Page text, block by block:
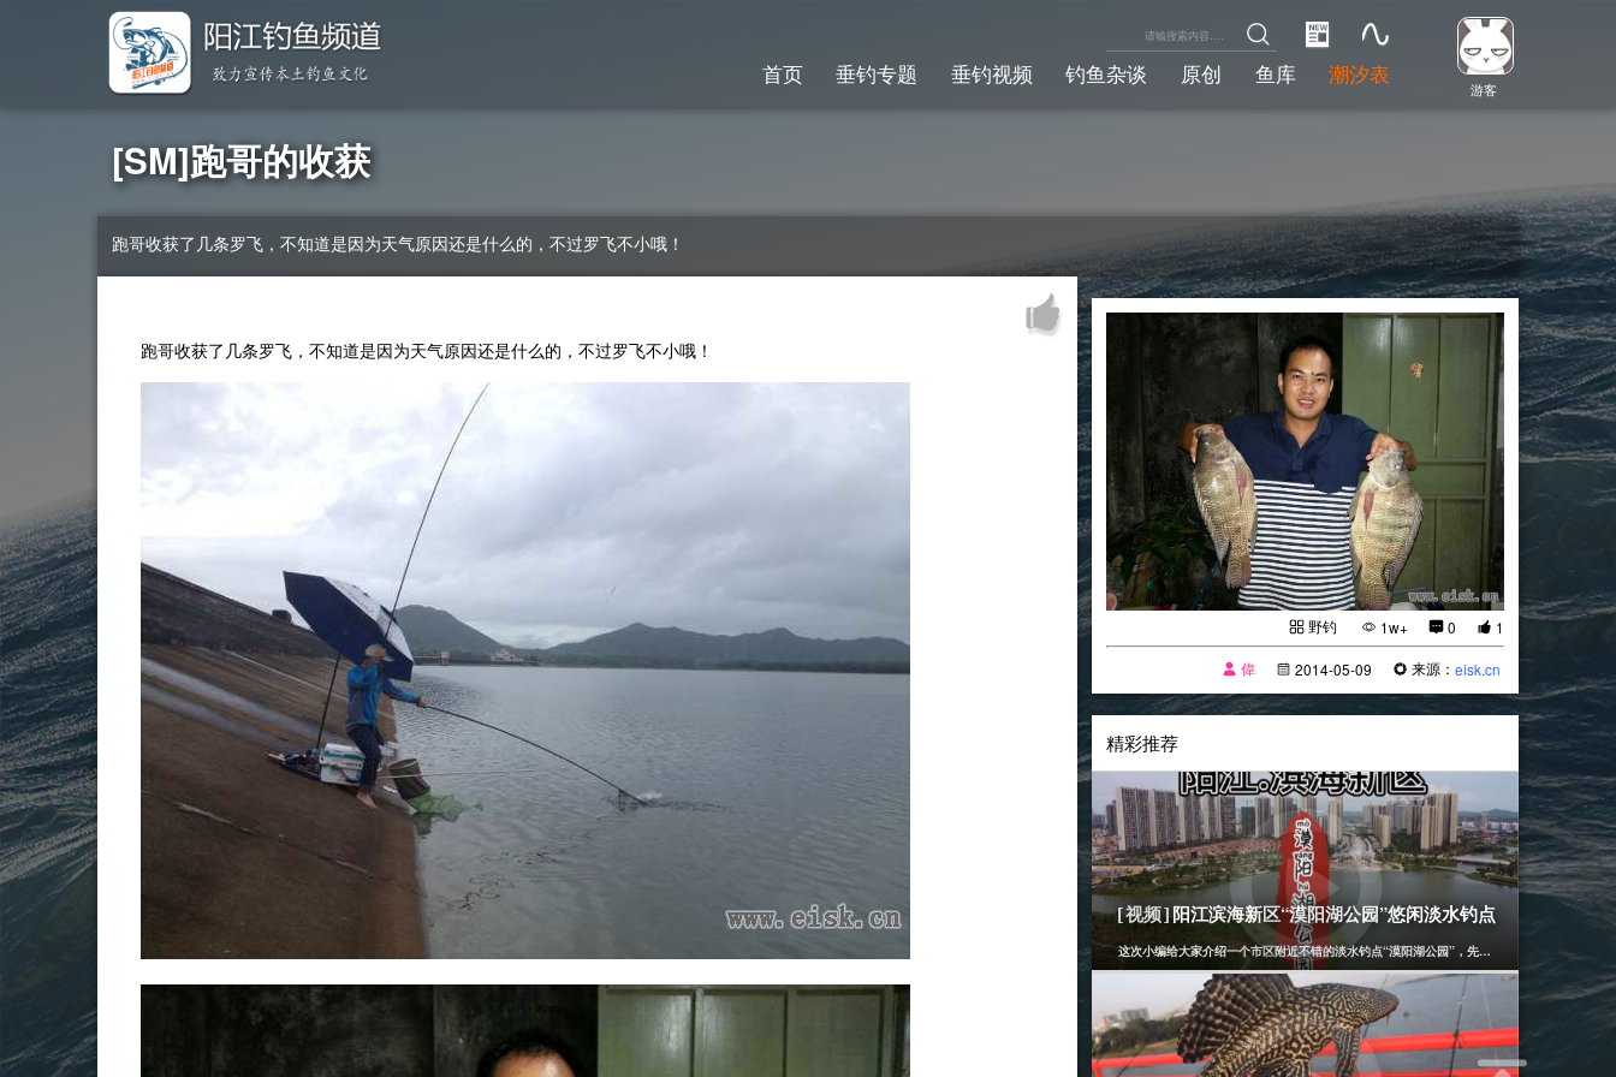
游客
首页 垂钓专题 垂钓视频 钓鱼杂谈 原创 鱼库 潮汐表
[SM]跑哥的收获
跑哥收获了几条罗飞，不知道是因为天气原因还是什么的，不过罗飞不小哦！
跑哥收获了几条罗飞，不知道是因为天气原因还是什么的，不过罗飞不小哦！
野钓 1w+ 0
1
偉
2014-05-09 来源：eisk.cn
精彩推荐
[野钓]
2021-04-09
[视频]阳江滨海新区“漠阳湖公园”悠闲淡水钓点
这次小编给大家介绍一个市区附近不错的淡水钓点“漠阳湖公园”，先说明下，这里能不能钓
2019-11-07